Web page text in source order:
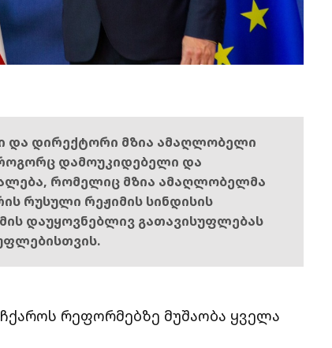
და დირექტორი მზია ამაღლობელი
დამოუკიდებელი და
რომელიც მზია ამაღლობელმა
რუსული რეჟიმის სინდისის
დაუყოვნებლივ გათავისუფლებას
რეფორმებზე მუშაობა ყველა